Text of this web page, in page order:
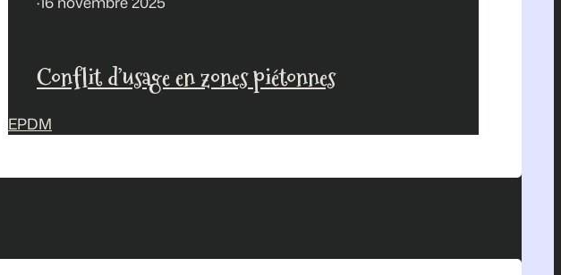
Conflit d’usage en zones piétonnes
EPDM